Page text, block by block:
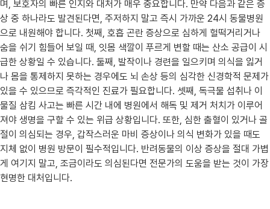
며, 보호자의 빠른 인지와 대처가 매우 중요합니다. 만약 다음과 같은 증
상 중 하나라도 발견된다면, 주저하지 말고 즉시 가까운 24시 동물병원
으로 내원해야 합니다. 첫째, 호흡 곤란 증상으로 심하게 헐떡거리거나
숨을 쉬기 힘들어 보일 때, 잇몸 색깔이 푸르게 변할 때는 산소 공급이 시
급한 상황일 수 있습니다. 둘째, 발작이나 경련을 일으키며 의식을 잃거
나 몸을 통제하지 못하는 경우에도 뇌 손상 등의 심각한 신경학적 문제가
있을 수 있으므로 즉각적인 진료가 필요합니다. 셋째, 독극물 섭취나 이
물질 삼킴 사고는 빠른 시간 내에 병원에서 해독 및 제거 처치가 이루어
져야 생명을 구할 수 있는 위급 상황입니다. 또한, 심한 출혈이 있거나 골
절이 의심되는 경우, 갑작스러운 마비 증상이나 의식 변화가 있을 때도
지체 없이 병원 방문이 필수적입니다. 반려동물의 이상 증상을 절대 가볍
게 여기지 말고, 조금이라도 의심된다면 전문가의 도움을 받는 것이 가장
현명한 대처입니다.